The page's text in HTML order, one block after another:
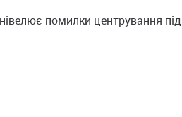
помилки центрування під